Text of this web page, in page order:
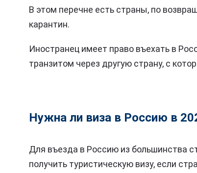
В этом перечне есть страны, по
карантин.
Иностранец имеет право въехать в
транзитом через другую страну, с
Нужна ли виза в Россию в
Для въезда в Россию из большинства
получить туристическую визу, если